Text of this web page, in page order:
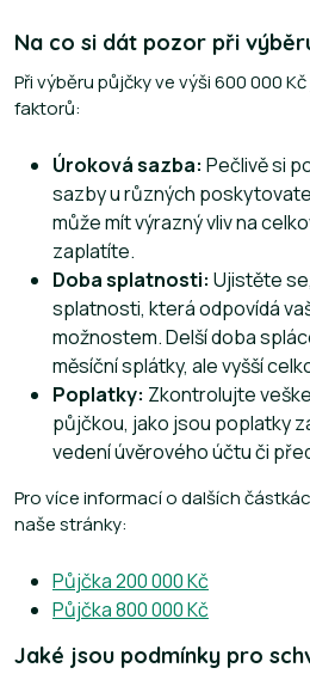
Na co si dát pozor při
Při výběru půjčky ve výši 600 000
faktorů:
Úroková sazba: Pečlivě si
sazby u různých
může mít výrazný vliv na
zaplatíte.
Doba splatnosti: Ujistěte
splatnosti, která odpovídá
možnostem. Delší doba
měsíční splátky, ale vyšší
Poplatky: Zkontrolujte
půjčkou, jako jsou poplatky
vedení úvěrového účtu či
Pro více informací o dalších
naše stránky:
Půjčka 200 000 Kč
Půjčka 800 000 Kč
Jaké jsou podmínky pro